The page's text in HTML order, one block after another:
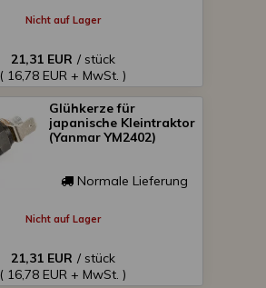
Nicht auf Lager
21,31 EUR / stück
( 16,78 EUR + MwSt. )
Glühkerze für
japanische Kleintraktor
(Yanmar YM2402)
Normale Lieferung
Nicht auf Lager
21,31 EUR / stück
( 16,78 EUR + MwSt. )